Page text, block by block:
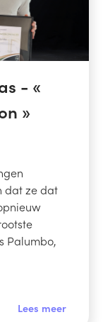
- «
»
dat ze dat
Palumbo,
Lees meer